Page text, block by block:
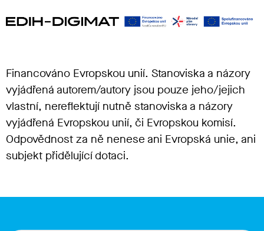
Financováno Evropskou unií. Stanoviska a názory
vyjádřená autorem/autory jsou pouze jeho/jejich
vlastní, nereflektují nutně stanoviska a názory
vyjádřená Evropskou unií, či Evropskou komisí.
Odpovědnost za ně nenese ani Evropská unie, ani
subjekt přidělující dotaci.